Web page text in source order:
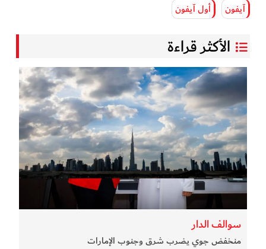
آيفون أول آيفون
الأكثر قراءة
سوالف الدار
منخفض جوي يضرب شرق وجنوب الإمارات